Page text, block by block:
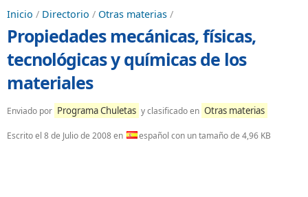
Inicio / Directorio / Otras materias /
Propiedades mecánicas, físicas,
tecnológicas y químicas de los
materiales
Enviado por Programa Chuletas y clasificado en Otras materias
Escrito el 8 de Julio de 2008en español con un tamaño de 4,96 KB